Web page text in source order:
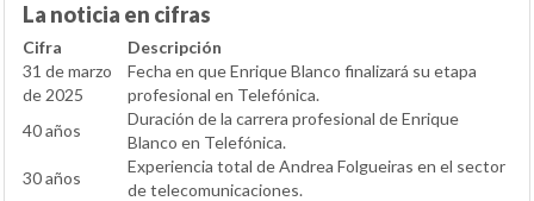
La noticia en cifras
Cifra
Descripción
31 de marzo
de 2025
Fecha en que Enrique Blanco finalizará su etapa
profesional en Telefónica.
40 años
Duración de la carrera profesional de Enrique
Blanco en Telefónica.
30 años
Experiencia total de Andrea Folgueiras en el sector
de telecomunicaciones.